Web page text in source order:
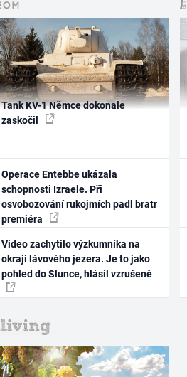
Tank KV-1 Němce dokonale
zaskočil
Operace Entebbe ukázala
schopnosti Izraele. Při
osvobozování rukojmích padl bratr
premiéra
Video zachytilo výzkumníka na
okraji lávového jezera. Je to jako
pohled do Slunce, hlásil vzrušeně